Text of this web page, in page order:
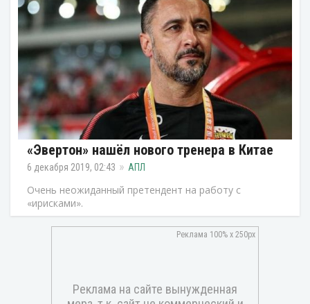
«Эвертон» нашёл нового тренера в Китае
6 декабря 2019, 02:43 АПЛ
Очень неожиданный претендент на работу с
«ирисками».